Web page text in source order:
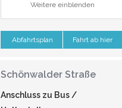
Weitere einblenden
Abfahrtsplan Fahrt ab hier
Schönwalder Straße
Anschluss zu Bus /